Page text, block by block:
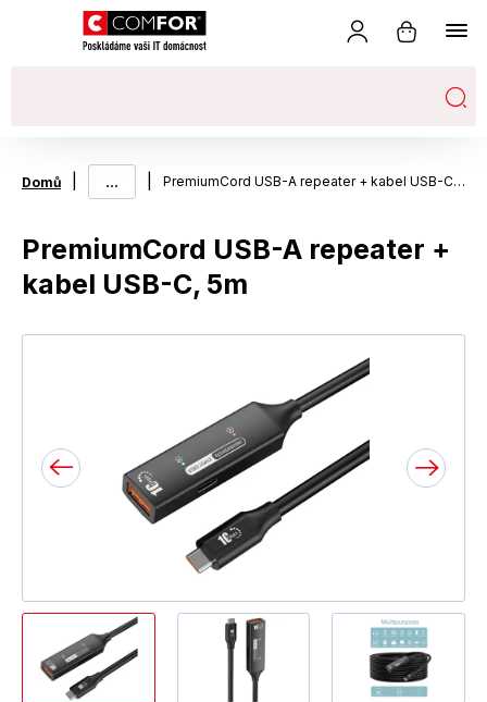
Domů ... PremiumCord USB-A repeater + kabel USB-C, 5m
PremiumCord USB-A repeater +
kabel USB-C, 5m